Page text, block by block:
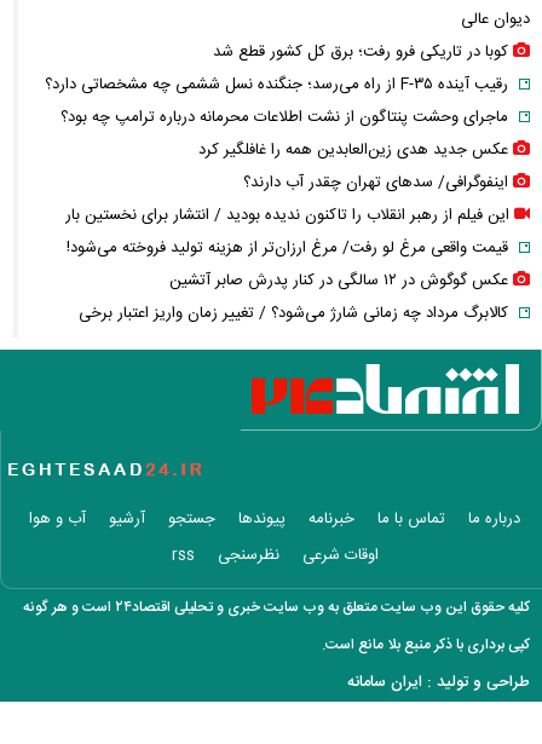
دیوان عالی
کوبا در تاریکی فرو رفت؛ برق کل کشور قطع شد
رقیب آینده F-۳۵ از راه می‌رسد؛ جنگنده نسل ششمی چه مشخصاتی دارد؟
ماجرای وحشت پنتاگون از نشت اطلاعات محرمانه درباره ترامپ چه بود؟
عکس جدید هدی زین‌العابدین همه را غافلگیر کرد
اینفوگرافی/ سدهای تهران چقدر آب دارند؟
این فیلم از رهبر انقلاب را تاکنون ندیده بودید / انتشار برای نخستین بار
قیمت واقعی مرغ لو رفت/ مرغ ارزان‌تر از هزینه تولید فروخته می‌شود!
عکس گوگوش در ۱۲ سالگی در کنار پدرش صابر آتشین
کالابرگ مرداد چه زمانی شارژ می‌شود؟ / تغییر زمان واریز اعتبار برخی
خانوارها به شهریور
واکنش جنجالی زیدآبادی به اظهارات محمدباقر خرازی درباره بی‌حجابی
قیمت ساعت اپل، سامسونگ و شیائومی + جدول
محمدباقر خرازی کیست؟ + سوابق و حواشی چهره جنجالی خاندان خرازی‌ها
فیلم / وداع تلخ مردم قم با داماد محبوب مبتلا به سندرم داون
قوه قضاییه: محمدباقر خرازی به دادگاه ویژه روحانیت احضار شد + ویدئو
خبر خوش برای خبرنگاران؛ ۵۰۰ هزار تومان نقدی و ۲۰۰ گیگ اینترنت هدیه
روز خبرنگار ۱۴۰۵
جدول
درباره ما تماس با ما خبرنامه پیوندها جستجو آرشیو
آب و هوا
اوقات شرعی
نظرسنجی rss
کلیه حقوق این وب سایت متعلق به وب سایت خبری و تحلیلی اقتصاد۲۴ است و هر گونه
کپی برداری با ذکر منبع بلا مانع است.
طراحی و تولید : ایران سامانه